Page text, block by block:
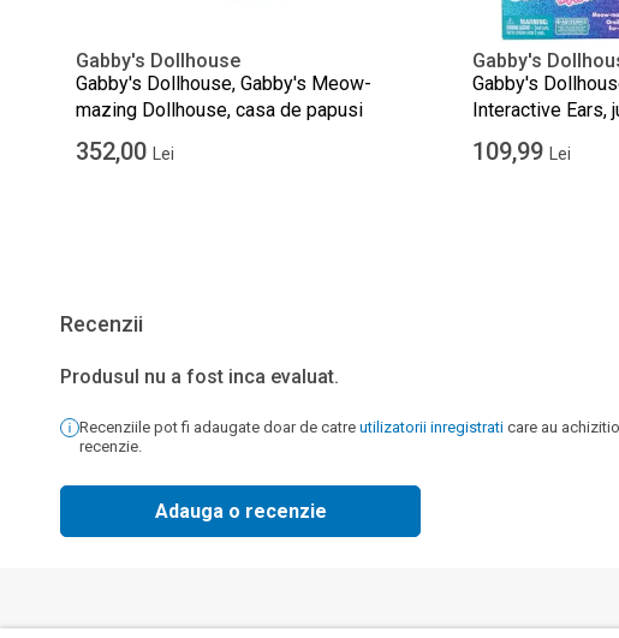
Gabby's Dollhouse
Gabby's Dollhouse, Gabby's Meow-
mazing Dollhouse, casa de papusi
352,00 Lei
Gabby's
Gabby's
Interactive Ears,
109,99 Lei
Recenzii
Produsul nu a fost inca evaluat.
Recenziile pot fi adaugate doar de catre utilizatorii inregistrati care au
recenzie.
Adauga o recenzie